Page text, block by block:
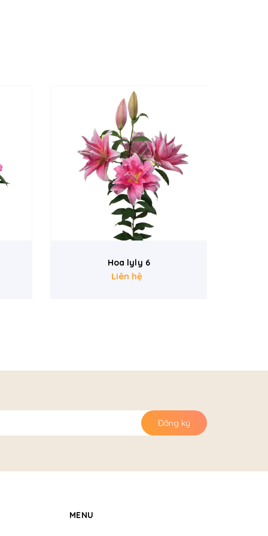
Hoa lyly 6
Liên hệ
Đăng ký
MENU